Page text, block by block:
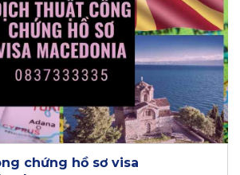
chứng hồ sơ visa